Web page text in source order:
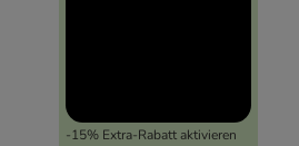
-15% Extra-Rabatt aktivieren